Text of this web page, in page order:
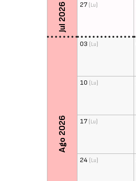
Jul 2026 27(Lu)
Ago 2026
03 (Lu)
10 (Lu)
17(Lu)
24 (Lu)